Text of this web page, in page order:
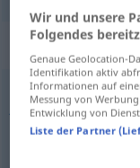
jurar,blasfemar,
insultar,execrar,
Wir und unsere
Folgendes
Genaue Geolocation-
Identifikation aktiv
Informationen auf
Messung von
Entwicklung von
Liste der Partner